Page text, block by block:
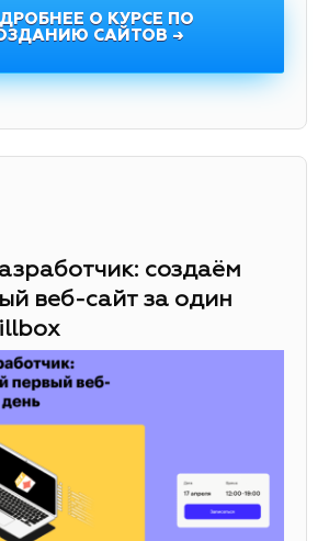
О КУРСЕ ПО
САЙТОВ →
создаём
веб-сайт за один